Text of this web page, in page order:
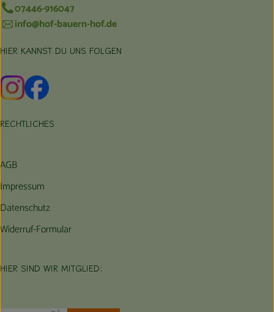
07446-916047
info@hof-bauern-hof.de
HIER KANNST DU UNS FOLGEN
Externer Link zu https://www.instagram.com/hofbauernhof/
Externer Link zu https://www.facebook.com/
RECHTLICHES
AGB
Impressum
Datenschutz
Widerruf-Formular
HIER SIND WIR MITGLIED: